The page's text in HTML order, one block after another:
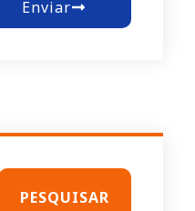
Enviar
PESQUISAR